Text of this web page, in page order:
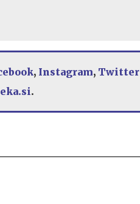
, Instagram, Twitter
.